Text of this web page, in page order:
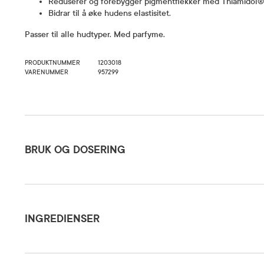
Bidrar til å øke hudens elastisitet.
Passer til alle hudtyper. Med parfyme.
PRODUKTNUMMER
1203018
VARENUMMER
957299
BRUK OG DOSERING
For best
INGREDIENSER